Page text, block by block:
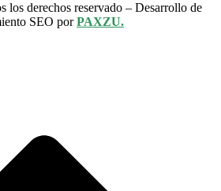
los derechos reservado – Desarrollo de
SEO porPAXZU.